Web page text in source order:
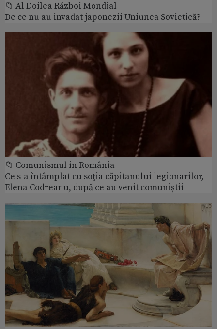
📁 Al Doilea Război Mondial
De ce nu au invadat japonezii Uniunea Sovietică?
📁 Comunismul in România
Ce s-a întâmplat cu soţia căpitanului legionarilor,
Elena Codreanu, după ce au venit comuniștii